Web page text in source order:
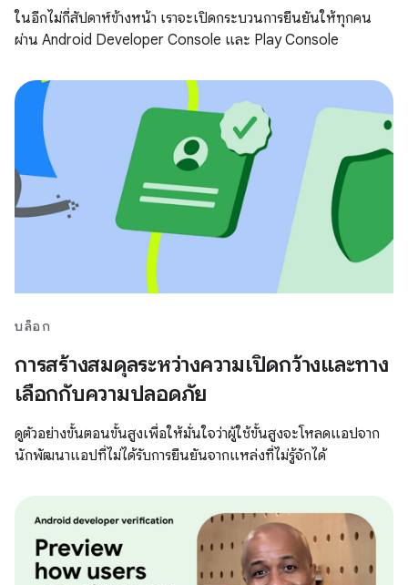
ในอีกไม่กี่สัปดาห์ข้างหน้า เราจะเปิดกระบวนการยืนยันให้ทุกคน
ผ่าน Android Developer Console และ Play Console
บล็อก
การสร้างสมดุลระหว่างความเปิดกว้างและทาง
เลือกกับความปลอดภัย
ดูตัวอย่างขั้นตอนขั้นสูงเพื่อให้มั่นใจว่าผู้ใช้ขั้นสูงจะโหลดแอปจาก
นักพัฒนาแอปที่ไม่ได้รับการยืนยันจากแหล่งที่ไม่รู้จักได้